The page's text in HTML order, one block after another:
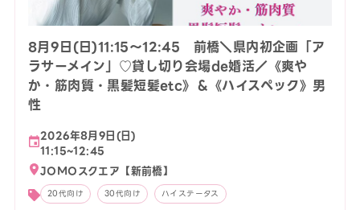
8月9日(日)11:15〜12:45 前橋＼県内初企画「ア
ラサーメイン」♡貸し切り会場de婚活／《爽や
か・筋肉質・黒髪短髪etc》＆《ハイスペック》男
性
2026年8月9日(日)
11:15~12:45
JOMOスクエア【新前橋】
20代向け 30代向け ハイステータス